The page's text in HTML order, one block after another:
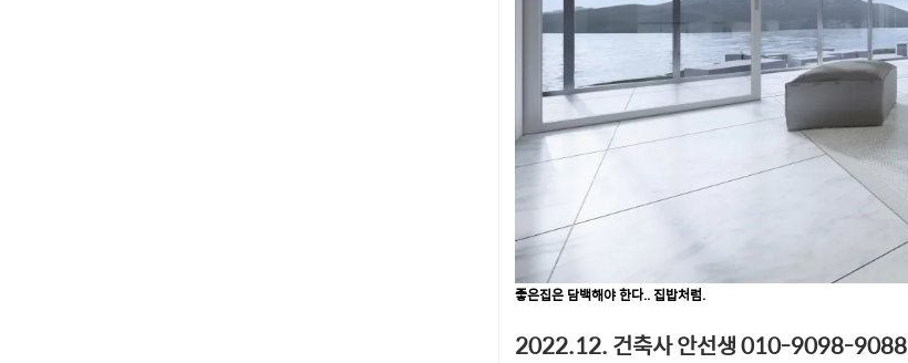
좋은집은 담백해야 한다.. 집밥처럼.
2022.12. 건축사 안선생 010-9098-9088